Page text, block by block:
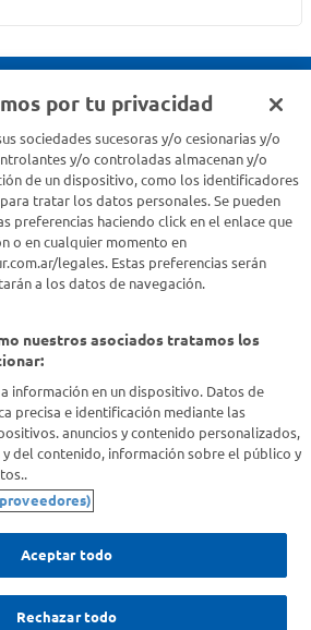
Comunicate con nosotros acá
por tu privacidad
sociedades sucesoras y/o cesionarias y/o
y/o controladas almacenan y/o
de un dispositivo, como los identificadores
tratar los datos personales. Se pueden
preferencias haciendo click en el enlace que
o en cualquier momento en
legales. Estas preferencias serán
a los datos de navegación.
nuestros asociados tratamos los
información en un dispositivo. Datos de
precisa e identificación mediante las
anuncios y contenido personalizados,
y del contenido, información sobre el público y
Aceptar todo
Rechazar todo